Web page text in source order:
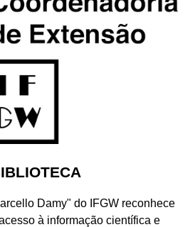
Damy" do IFGW reconhece
à informação científica e